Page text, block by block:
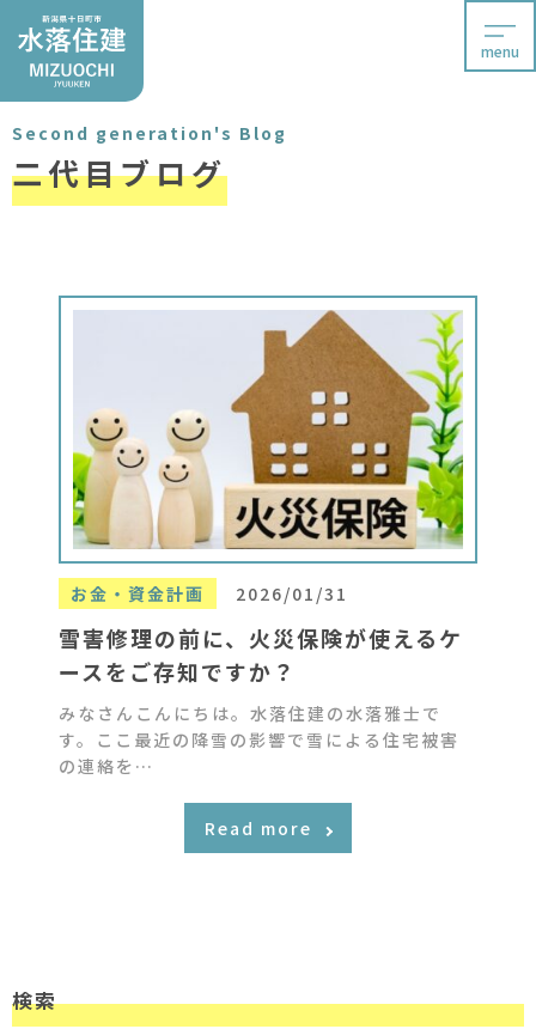
menu
Second generation's Blog
二代目ブログ
お金・資金計画 2026/01/31
雪害修理の前に、火災保険が使えるケ
ースをご存知ですか？
みなさんこんにちは。水落住建の水落雅士で
す。ここ最近の降雪の影響で雪による住宅被害
の連絡を…
Read more
検索